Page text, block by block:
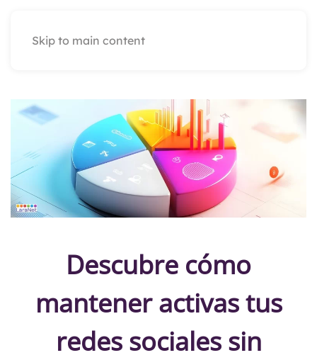
Skip to main content
Descubre cómo
mantener activas tus
redes sociales sin